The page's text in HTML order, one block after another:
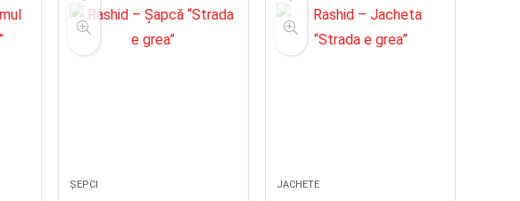
ȘEPCI JACHETE